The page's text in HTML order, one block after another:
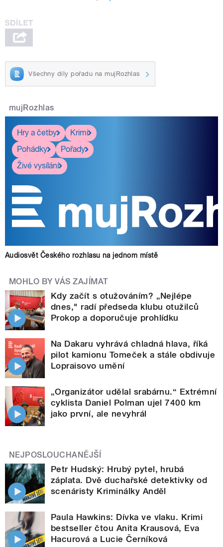
Všechny díly pořadu na mujRozhlas
mujRozhlas
Hry a četby
Krimi
Pohádky
Pořady
Živé vysílání
Audiosvět Českého rozhlasu na jednom místě
MOHLO BY VÁS ZAJÍMAT
Kdy začít s otužováním? „Nejlépe
dnes," radí předseda klubu otužilců
Prokop a doporučuje prohlídku
Na Dakaru vyhrává chladná hlava, říká
pilot kamionu Tomeček a stále obdivuje
Lopraisovo umění
„Organizátor udělal srabárnu.“ Extrémní
cyklista Daniel Polman ujel 7400 km
jako první, ale nevyhrál
NEJPOSLOUCHANĚJŠÍ
Petr Hudský: Hrubý pytel, hrubá
záplata. Dvě duchařské detektivky od
scenáristy Kriminálky Anděl
Paula Hawkins: Dívka ve vlaku. Krimi
bestseller čtou Anita Krausová, Eva
Hacurová a Lucie Černíková